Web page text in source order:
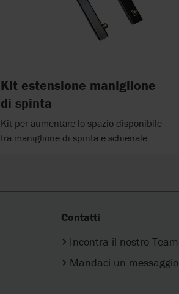
Kit estensione maniglione
di spinta
Kit per aumentare lo spazio disponibile
tra maniglione di spinta e schienale.
Contatti
Incontra il nostro Team
Mandaci un messaggio